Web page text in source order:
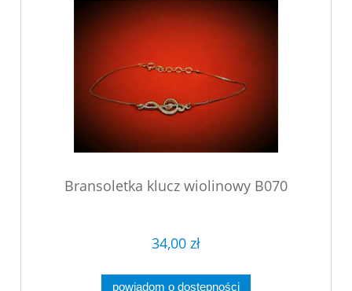
Bransoletka klucz wiolinowy B070
34,00 zł
powiadom o dostępności